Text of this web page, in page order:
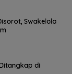
Swakelola
di